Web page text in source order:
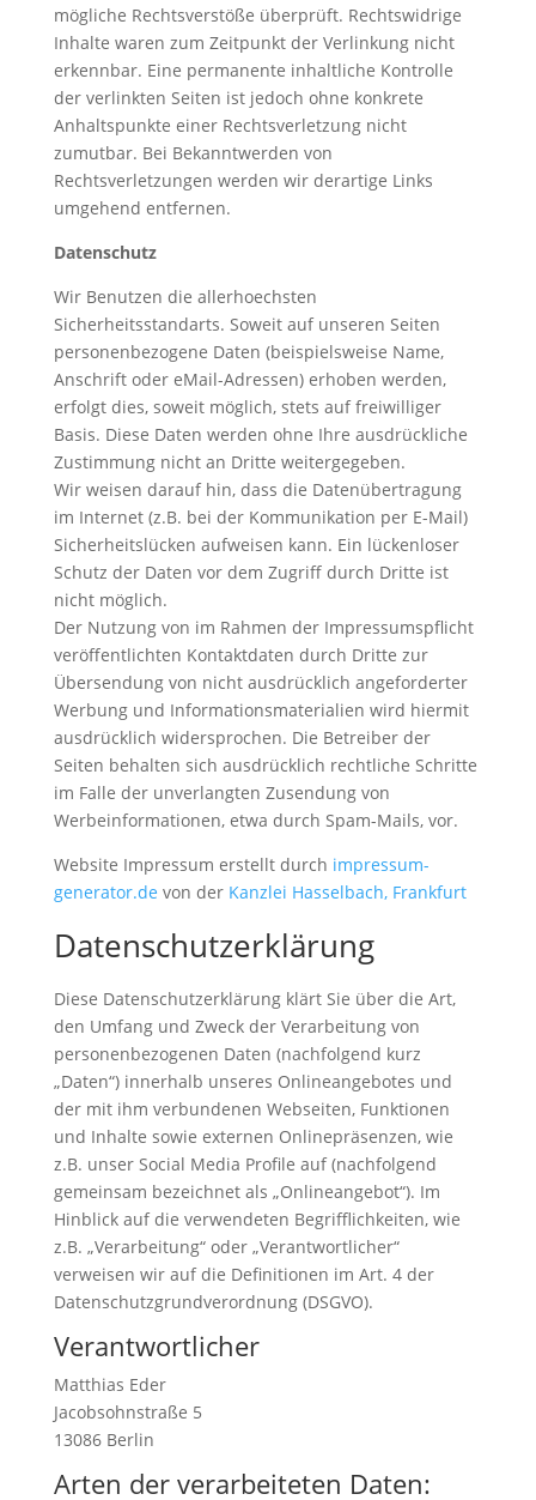
mögliche Rechtsverstöße überprüft. Rechtswidrige
Inhalte waren zum Zeitpunkt der Verlinkung nicht
erkennbar. Eine permanente inhaltliche Kontrolle
der verlinkten Seiten ist jedoch ohne konkrete
Anhaltspunkte einer Rechtsverletzung nicht
zumutbar. Bei Bekanntwerden von
Rechtsverletzungen werden wir derartige Links
umgehend entfernen.
Datenschutz
Wir Benutzen die allerhoechsten
Sicherheitsstandarts. Soweit auf unseren Seiten
personenbezogene Daten (beispielsweise Name,
Anschrift oder eMail-Adressen) erhoben werden,
erfolgt dies, soweit möglich, stets auf freiwilliger
Basis. Diese Daten werden ohne Ihre ausdrückliche
Zustimmung nicht an Dritte weitergegeben.
Wir weisen darauf hin, dass die Datenübertragung
im Internet (z.B. bei der Kommunikation per E-Mail)
Sicherheitslücken aufweisen kann. Ein lückenloser
Schutz der Daten vor dem Zugriff durch Dritte ist
nicht möglich.
Der Nutzung von im Rahmen der Impressumspflicht
veröffentlichten Kontaktdaten durch Dritte zur
Übersendung von nicht ausdrücklich angeforderter
Werbung und Informationsmaterialien wird hiermit
ausdrücklich widersprochen. Die Betreiber der
Seiten behalten sich ausdrücklich rechtliche Schritte
im Falle der unverlangten Zusendung von
Werbeinformationen, etwa durch Spam-Mails, vor.
Website Impressum erstellt durch impressum-
generator.de von der Kanzlei Hasselbach, Frankfurt
Datenschutzerklärung
Diese Datenschutzerklärung klärt Sie über die Art,
den Umfang und Zweck der Verarbeitung von
personenbezogenen Daten (nachfolgend kurz
„Daten“) innerhalb unseres Onlineangebotes und
der mit ihm verbundenen Webseiten, Funktionen
und Inhalte sowie externen Onlinepräsenzen, wie
z.B. unser Social Media Profile auf (nachfolgend
gemeinsam bezeichnet als „Onlineangebot“). Im
Hinblick auf die verwendeten Begrifflichkeiten, wie
z.B. „Verarbeitung“ oder „Verantwortlicher“
verweisen wir auf die Definitionen im Art. 4 der
Datenschutzgrundverordnung (DSGVO).
Verantwortlicher
Matthias Eder
Jacobsohnstraße 5
13086 Berlin
Arten der verarbeiteten Daten: